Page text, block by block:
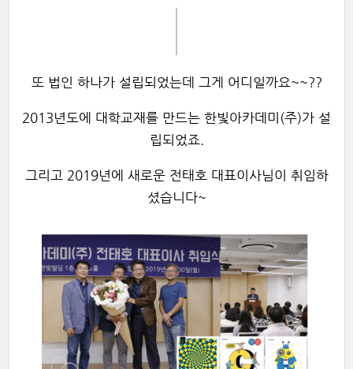
또 법인 하나가 설립되었는데 그게 어디일까요~~??
2013년도에 대학교재를 만드는 한빛아카데미(주)가 설
립되었죠.
그리고 2019년에 새로운 전태호 대표이사님이 취임하
셨습니다~